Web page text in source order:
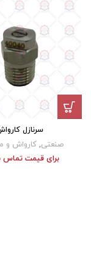
سرنازل
صنعتی,کارواش و
برای قیمت تماس